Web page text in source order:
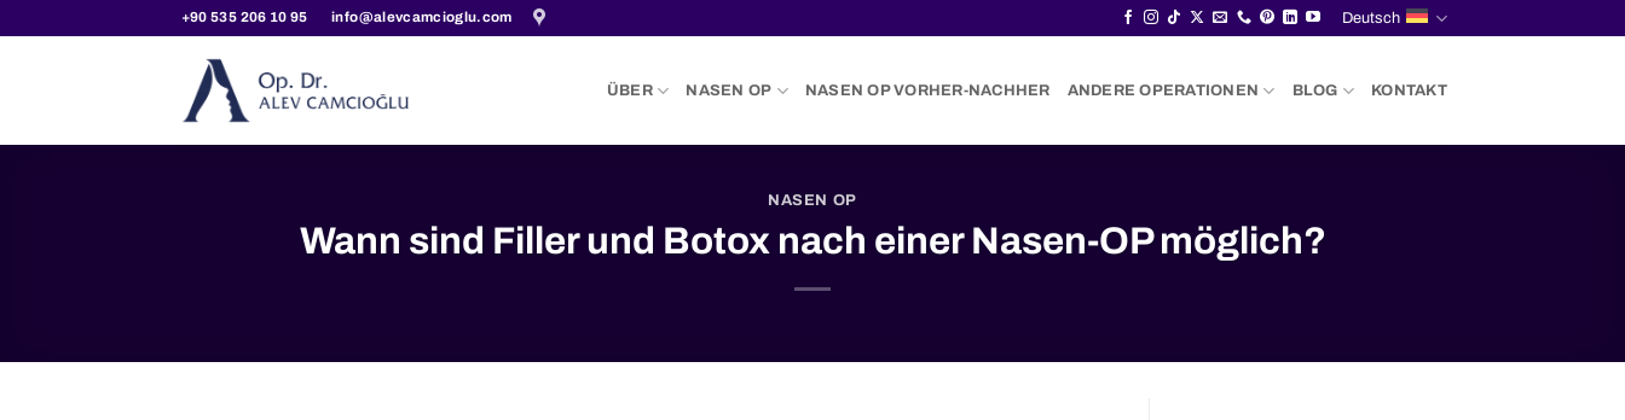
+90 535 206 10 95 info@alevcamcioglu.com Deutsch
ÜBER NASEN OP NASEN OP VORHER-NACHHER ANDERE OPERATIONEN BLOG KONTAKT
NASEN OP
Wann sind Filler und Botox nach einer Nasen-OP möglich?